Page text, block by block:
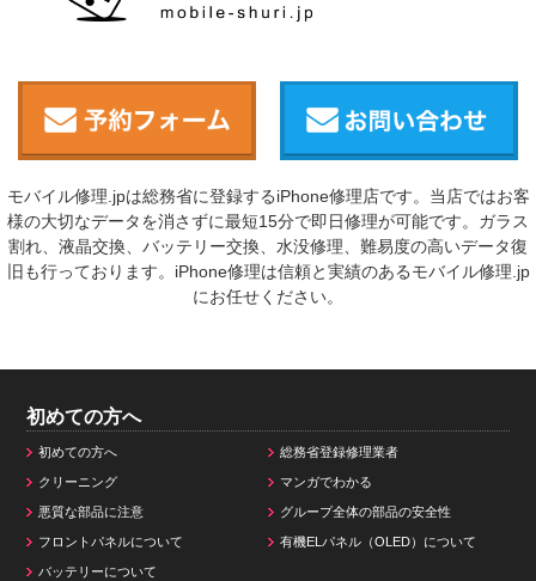
モバイル修理.jpは総務省に登録するiPhone修理店です。当店ではお客
様の大切なデータを消さずに最短15分で即日修理が可能です。ガラス
割れ、液晶交換、バッテリー交換、水没修理、難易度の高いデータ復
旧も行っております。iPhone修理は信頼と実績のあるモバイル修理.jp
にお任せください。
初めての方へ
初めての方へ 総務省登録修理業者
クリーニング マンガでわかる
悪質な部品に注意 グループ全体の部品の安全性
フロントパネルについて 有機ELパネル（OLED）について
バッテリーについて